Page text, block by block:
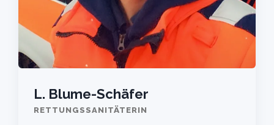
L. Blume-Schäfer
RETTUNGSSANITÄTERIN